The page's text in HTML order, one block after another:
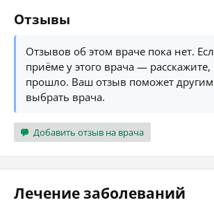
Отзывы
Отзывов об этом враче пока нет.
приёме у этого врача — расскажите,
прошло. Ваш отзыв поможет
выбрать врача.
Добавить отзыв на врача
Лечение заболеваний